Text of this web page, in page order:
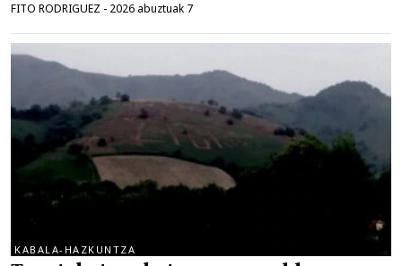
FITO RODRIGUEZ - 2026 abuztuak 7
KABALA-HAZKUNTZA